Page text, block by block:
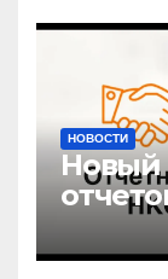
НОВОСТИ
Новый